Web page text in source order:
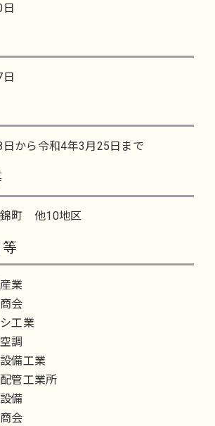
から令和4年3月25日まで
町 他10地区
業
会
工業
調
備工業
管工業所
備
会